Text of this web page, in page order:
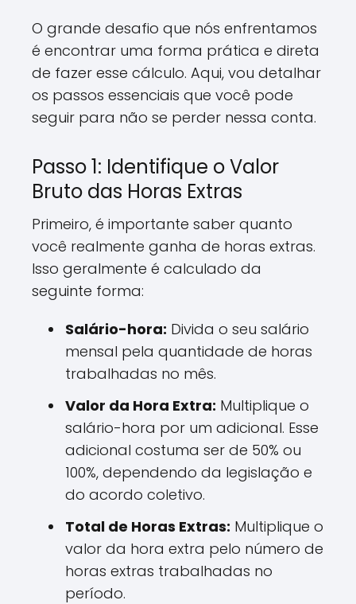
O grande desafio que nós enfrentamos
é encontrar uma forma prática e direta
de fazer esse cálculo. Aqui, vou detalhar
os passos essenciais que você pode
seguir para não se perder nessa conta.
Passo 1: Identifique o Valor
Bruto das Horas Extras
Primeiro, é importante saber quanto
você realmente ganha de horas extras.
Isso geralmente é calculado da
seguinte forma:
Salário-hora: Divida o seu salário
mensal pela quantidade de horas
trabalhadas no mês.
Valor da Hora Extra: Multiplique o
salário-hora por um adicional. Esse
adicional costuma ser de 50% ou
100%, dependendo da legislação e
do acordo coletivo.
Total de Horas Extras: Multiplique o
valor da hora extra pelo número de
horas extras trabalhadas no
período.